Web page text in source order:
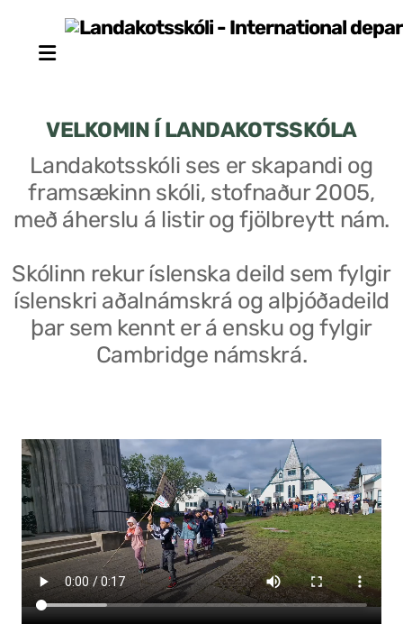
VELKOMIN Í LANDAKOTSSKÓLA
Landakotsskóli ses er skapandi og
framsækinn skóli, stofnaður 2005,
með áherslu á listir og fjölbreytt nám.
Skólinn rekur íslenska deild sem fylgir
íslenskri aðalnámskrá og alþjóðadeild
þar sem kennt er á ensku og fylgir
Cambridge námskrá.
Stjórn sjálfseignarstofnunar
Skólaráð
Fundargerðir skólaráðs
Stjórnendateymi
Skólareglur
Starfsáætlun
Frístund
Upplýsingar um innritun